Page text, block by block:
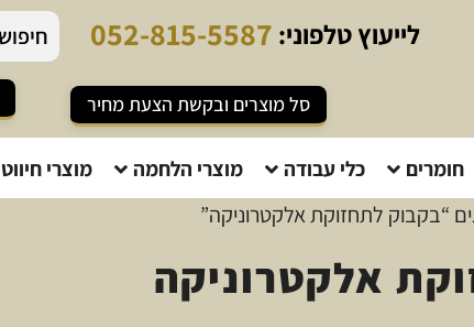
לייעוץטלפוני: 052-815-5587
סל מוצרים ובקשת הצעת מחיר
חומרים כלי עבודה מוצרי הלחמה מוצרי חיווט
“בקבוק לתחזוקת אלקטרוניקה”
אלקטרוניקה